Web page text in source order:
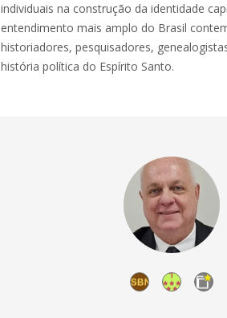
individuais na construção da identidade
entendimento mais amplo do Brasil
historiadores, pesquisadores,
história política do Espírito Santo.